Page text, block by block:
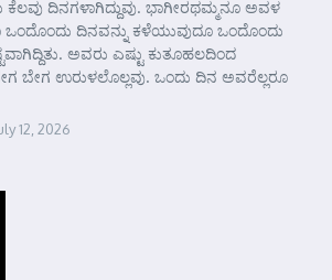
ದಿನಗಳಾಗಿದ್ದುವು. ಭಾಗೀರಥಮ್ಮನೂ ಅವಳ
ದಿನವನ್ನು ಕಳೆಯುವುದೂ ಒಂದೊಂದು
ಅವರು ಎಷ್ಟು ಕುತೂಹಲದಿಂದ
ಬೇಗ ಉರುಳಲೊಲ್ಲವು. ಒಂದು ದಿನ ಅವರೆಲ್ಲರೂ
12, 2026